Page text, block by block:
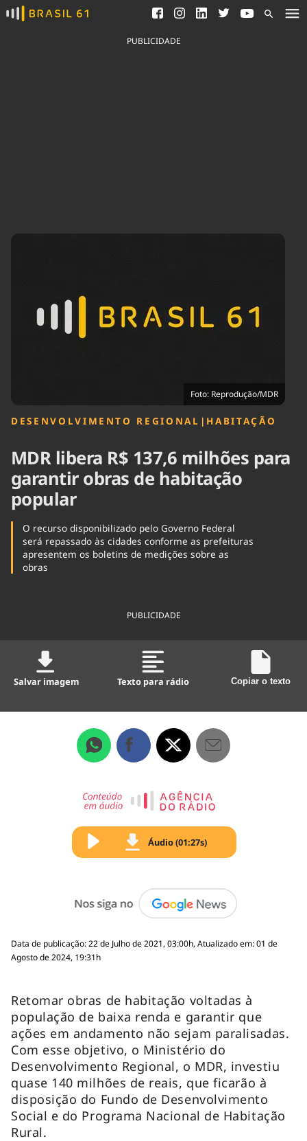
Ver todas as notícias
Saneamento
Indicadores
Tecnologia
Cinema
Infraestrutura
Internacional
PUBLICIDADE
Foto: Reprodução/MDR
DESENVOLVIMENTO REGIONAL | HABITAÇÃO
MDR libera R$ 137,6 milhões para
garantir obras de habitação
popular
O recurso disponibilizado pelo Governo Federal
será repassado às cidades conforme as prefeituras
apresentem os boletins de medições sobre as
obras
PUBLICIDADE
Salvar imagem Texto para rádio Copiar o texto
Áudio (01:27s)
Data de publicação: 22 de Julho de 2021, 03:00h, Atualizado em: 01 de
Agosto de 2024, 19:31h
Retomar obras de habitação voltadas à
população de baixa renda e garantir que
ações em andamento não sejam paralisadas.
Com esse objetivo, o Ministério do
Desenvolvimento Regional, o MDR, investiu
quase 140 milhões de reais, que ficarão à
disposição do Fundo de Desenvolvimento
Social e do Programa Nacional de Habitação
Rural.